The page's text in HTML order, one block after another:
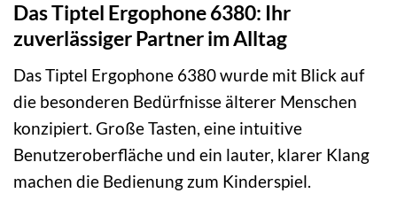
Das Tiptel Ergophone 6380: Ihr
zuverlässiger Partner im Alltag
Das Tiptel Ergophone 6380 wurde mit Blick auf
die besonderen Bedürfnisse älterer Menschen
konzipiert. Große Tasten, eine intuitive
Benutzeroberfläche und ein lauter, klarer Klang
machen die Bedienung zum Kinderspiel.